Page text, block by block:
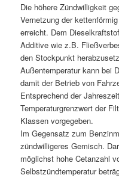
Die höhere Zündwilligkeit
Vernetzung der
erreicht. Dem
Additive wie z.B.
den Stockpunkt
Außentemperatur kann bei
damit der Betrieb von
Entsprechend der
Temperaturgrenzwert der
Klassen vorgegeben.
Im Gegensatz zum
zündwilligeres Gemisch.
möglichst hohe Cetanzahl
Selbstzündtemperatur